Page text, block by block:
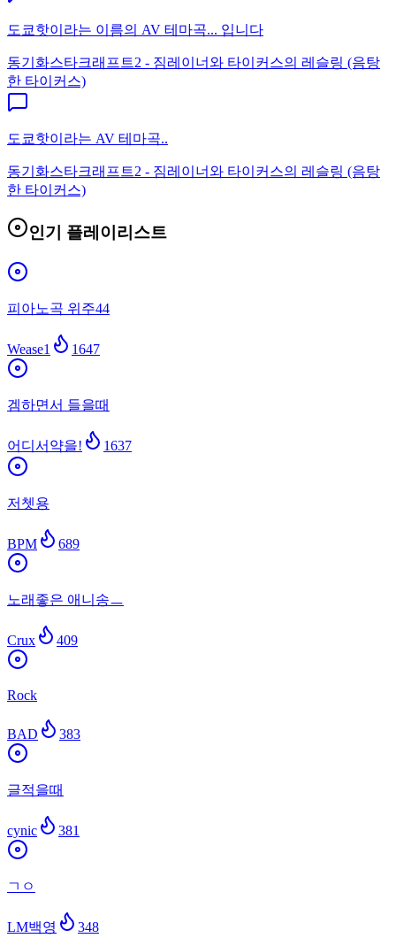
도쿄핫이라는 이름의 AV 테마곡... 입니다
동기화스타크래프트2 - 짐레이너와 타이커스의 레슬링 (음탕
한 타이커스)
도쿄핫이라는 AV 테마곡..
동기화스타크래프트2 - 짐레이너와 타이커스의 레슬링 (음탕
한 타이커스)
인기 플레이리스트
피아노곡 위주44
Wease1 1647
겜하면서 들을때
어디서약을! 1637
저쳇용
BPM 689
노래좋은 애니송ㅡ
Crux 409
Rock
BAD 383
글적을때
cynic 381
ㄱㅇ
LM백영 348